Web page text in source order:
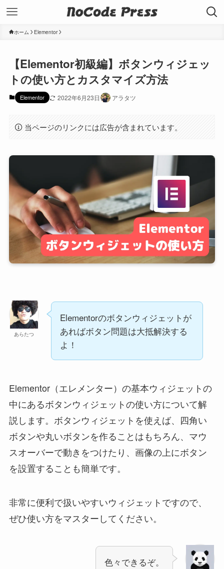
ホーム Elementor
【Elementor初級編】ボタンウィジェッ
トの使い方とカスタマイズ方法
Elementor 2022年6月23日 アラタツ
当ページのリンクには広告が含まれています。
あらたつ
Elementorのボタンウィジェットが
あればボタン問題は大抵解決する
よ！
Elementor（エレメンター）の基本ウィジェットの
中にあるボタンウィジェットの使い方について解
説します。ボタンウィジェットを使えば、四角い
ボタンや丸いボタンを作ることはもちろん、マウ
スオーバーで動きをつけたり、画像の上にボタン
を設置することも簡単です。
非常に便利で扱いやすいウィジェットですので、
ぜひ使い方をマスターしてください。
色々できるぞ。